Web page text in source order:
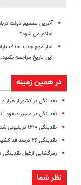
آخرین تصمیم دولت
اعلام می شود؟
آغاز موج جدید حذف
این تاریخ مراجعه
در همین زمینه
نقدینگی در کشور از هزار و ۳۸ تریلیون تومان گذشت | افزایش ۳۰ درصدی در یکسال
نقدینگی در مسیر صعود | نقدینگی از مرز ۱۱۹۶
نقدینگی ۱۲۰۰ تریلیونی شد
نقدینگی ۲۶ درصد قد کشید
رمزگشایی ازغول نقدینگی ۱۲۱۱ هزارمیلیاردی
نظر شما